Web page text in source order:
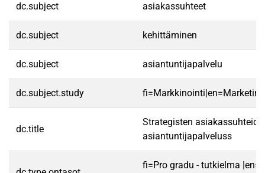
dc.subject asiakassuhteet
dc.subject kehittäminen
dc.subject asiantuntijapalvelu
dc.subject.study
dc.title
Strategisten
asiantuntijapalveluss
fi=Pro gradu - tutkielma